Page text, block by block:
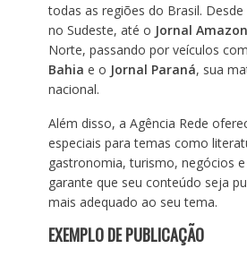
todas as regiões do Brasil. Desde
no Sudeste, até o Jornal
Norte, passando por veículos
Bahia e o Jornal Paraná, sua
nacional.
Além disso, a Agência Rede
especiais para temas como
gastronomia, turismo, negócios
garante que seu conteúdo seja
mais adequado ao seu tema.
EXEMPLO DE PUBLICAÇÃO